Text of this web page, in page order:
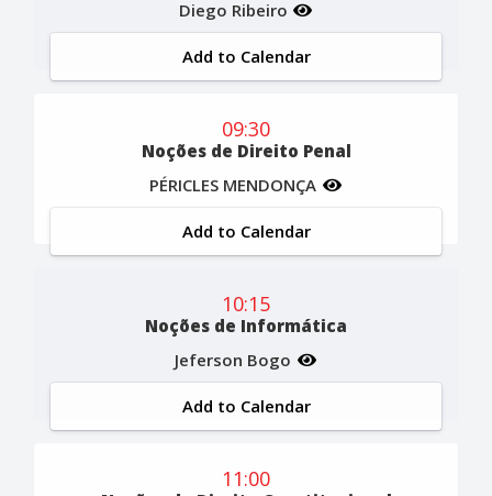
Diego Ribeiro
Add to Calendar
09:30
Noções de Direito Penal
PÉRICLES MENDONÇA
Add to Calendar
10:15
Noções de Informática
Jeferson Bogo
Add to Calendar
11:00